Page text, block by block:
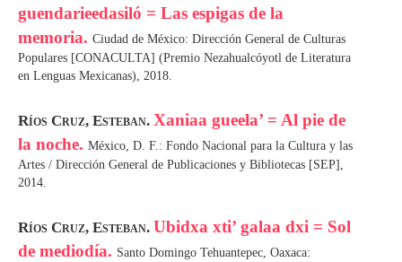
guendarieedasiló = Las espigas de la
memoria. Ciudad de México: Dirección General de Culturas
Populares [CONACULTA] (Premio Nezahualcóyotl de Literatura
en Lenguas Mexicanas), 2018.
Ríos Cruz, Esteban. Xaniaa gueela’ = Al pie de
la noche. México, D. F.: Fondo Nacional para la Cultura y las
Artes / Dirección General de Publicaciones y Bibliotecas [SEP],
2014.
Ríos Cruz, Esteban. Ubidxa xti’ galaa dxi = Sol
de mediodía. Santo Domingo Tehuantepec, Oaxaca: